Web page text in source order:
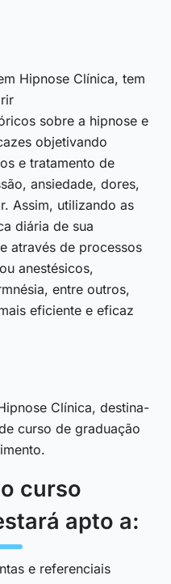
Hipnose Clínica, tem
sobre a hipnose e
objetivando
e tratamento de
ansiedade, dores,
Assim, utilizando as
diária de sua
através de processos
anestésicos,
entre outros,
eficiente e eficaz
Clínica, destina-
curso de graduação
curso
apto a:
e referenciais